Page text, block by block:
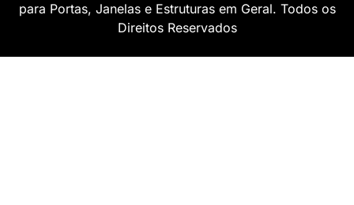
para Portas, Janelas e Estruturas em Geral. Todos os
Direitos Reservados